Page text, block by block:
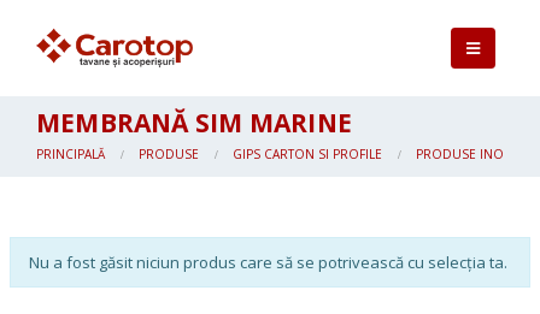
MEMBRANĂ SIM MARINE
PRINCIPALĂ PRODUSE GIPS CARTON SI PROFILE PRODUSE
Nu a fost găsit niciun produs care să se potrivească cu selecția ta.